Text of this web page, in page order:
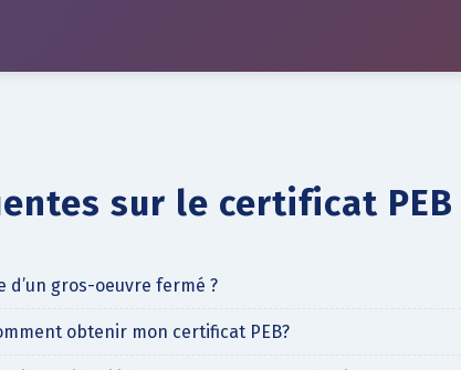
sur le certificat PEB
gros-oeuvre fermé ?
obtenir mon certificat PEB?